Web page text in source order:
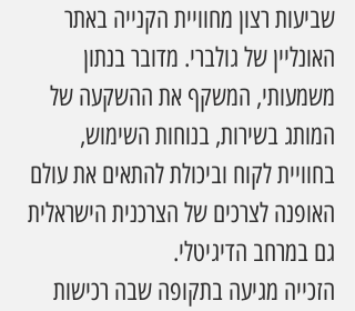
שביעות רצון מחוויית הקנייה באתר
האונליין של גולברי. מדובר בנתון
משמעותי, המשקף את ההשקעה של
המותג בשירות, בנוחות השימוש,
בחוויית לקוח וביכולת להתאים את עולם
האופנה לצרכים של הצרכנית הישראלית
גם במרחב הדיגיטלי.
הזכייה מגיעה בתקופה שבה רכישות